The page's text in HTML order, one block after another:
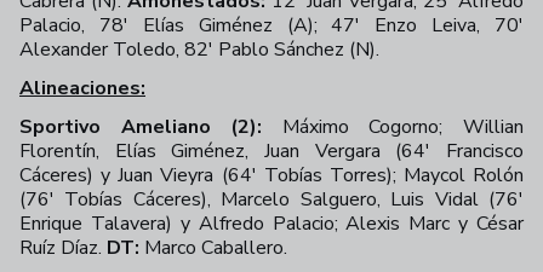
Palacio, 78' Elías Giménez (A); 47' Enzo Leiva, 70'
Alexander Toledo, 82' Pablo Sánchez (N).
Alineaciones:
Sportivo Ameliano (2): Máximo Cogorno; Willian
Florentín, Elías Giménez, Juan Vergara (64' Francisco
Cáceres) y Juan Vieyra (64' Tobías Torres); Maycol Rolón
(76' Tobías Cáceres), Marcelo Salguero, Luis Vidal (76'
Enrique Talavera) y Alfredo Palacio; Alexis Marc y César
Ruíz Díaz. DT: Marco Caballero.